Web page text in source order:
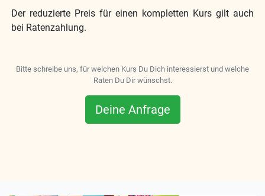
Der reduzierte Preis für einen kompletten Kurs gilt auch
bei Ratenzahlung.
Bitte schreibe uns, für welchen Kurs Du Dich interessierst und welche
Raten Du Dir wünschst.
Deine Anfrage